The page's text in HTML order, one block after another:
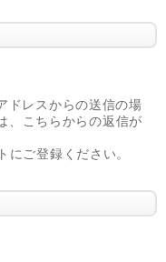
レスからの送信の場
、こちらからの返信が
ご登録ください。